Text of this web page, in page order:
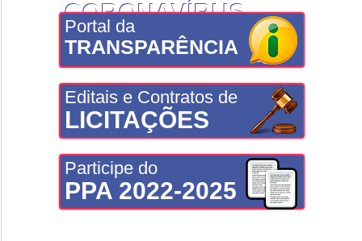
CORONAVÍRUS
Portal da
TRANSPARÊNCIA
Editais e Contratos de
LICITAÇÕES
Participe do
PPA 2022-2025